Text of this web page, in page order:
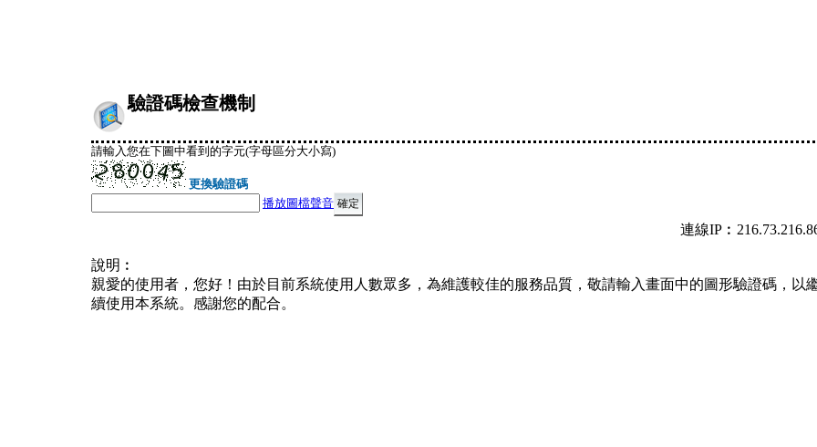
驗證碼檢查機制
請輸入您在下圖中看到的字元(字母區分大小寫)
更換驗證碼
播放圖檔聲音
連線
說明︰
親愛的使用者，您好！由於目前系統使用人數眾多，為維護較佳的服務品質，敬請輸入畫面中的圖形驗證碼，以
續使用本系統。感謝您的配合。